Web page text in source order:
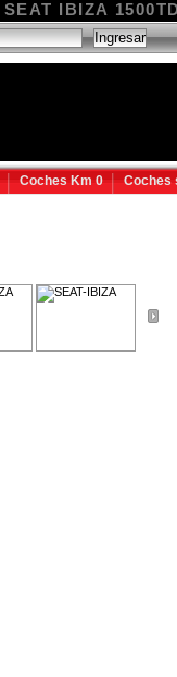
SEAT IBIZA
Coches Km 0 Coches